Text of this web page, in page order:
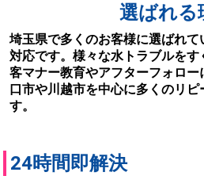
選ばれる
埼玉県で多くのお客様に選ばれ
対応です。様々な水トラブルを
客マナー教育やアフターフォロー
口市や川越市を中心に多くのリピ
す。
24時間即解決